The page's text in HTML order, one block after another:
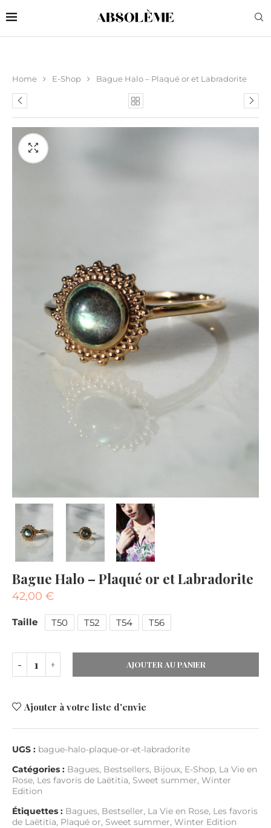
Home E-Shop Bague Halo – Plaqué or et Labradorite
Bague Halo – Plaqué or et Labradorite
42,00 €
Taille T50 T52 T54 T56
AJOUTER AU PANIER
Ajouter à votre liste d'envie
UGS : bague-halo-plaque-or-et-labradorite
Catégories : Bagues, Bestsellers, Bijoux, E-Shop, La Vie en
Rose, Les favoris de Laëtitia, Sweet summer, Winter
Edition
Étiquettes : Bagues, Bestseller, La Vie en Rose, Les favoris
de Laëtitia, Plaqué or, Sweet summer, Winter Edition